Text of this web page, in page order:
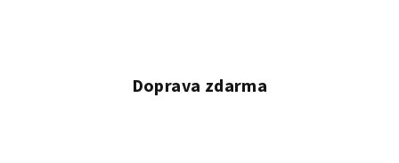
s
Doprava zdarma